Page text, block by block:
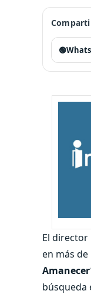
🟢
El director
en más de
búsqueda